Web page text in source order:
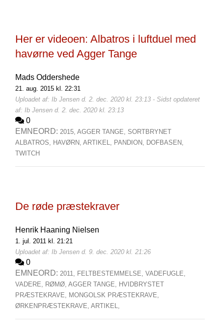
Her er videoen: Albatros i luftduel med
havørne ved Agger Tange
Mads Oddershede
21. aug. 2015 kl. 22:31
Uploadet af: Ib Jensen d. 2. dec. 2020 kl. 23:13 - Sidst opdateret
af: Ib Jensen d. 2. dec. 2020 kl. 23:13
0
EMNEORD: 2015, AGGER TANGE, SORTBRYNET
ALBATROS, HAVØRN, ARTIKEL, PANDION, DOFBASEN,
TWITCH
De røde præstekraver
Henrik Haaning Nielsen
1. jul. 2011 kl. 21:21
Uploadet af: Ib Jensen d. 9. dec. 2020 kl. 21:26
0
EMNEORD: 2011, FELTBESTEMMELSE, VADEFUGLE,
VADERE, RØMØ, AGGER TANGE, HVIDBRYSTET
PRÆSTEKRAVE, MONGOLSK PRÆSTEKRAVE,
ØRKENPRÆSTEKRAVE, ARTIKEL,